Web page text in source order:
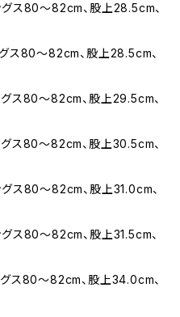
ス80〜82cm、股上28.5cm、
ス80〜82cm、股上28.5cm、
ス80〜82cm、股上29.5cm、
ス80〜82cm、股上30.5cm、
ス80〜82cm、股上31.0cm、
ス80〜82cm、股上31.5cm、
ス80〜82cm、股上34.0cm、